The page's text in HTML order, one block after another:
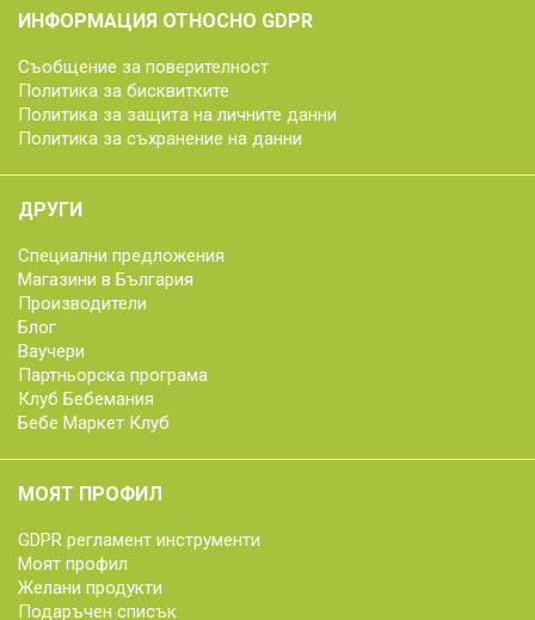
ИНФОРМАЦИЯ ОТНОСНО GDPR
Съобщение за поверителност
Политика за бисквитките
Политика за защита на личните данни
Политика за съхранение на данни
ДРУГИ
Специални предложения
Магазини в България
Производители
Блог
Ваучери
Партньорска програма
Клуб Бебемания
Бебе Маркет Клуб
МОЯТ ПРОФИЛ
GDPR регламент инструменти
Моят профил
Желани продукти
Подаръчен списък